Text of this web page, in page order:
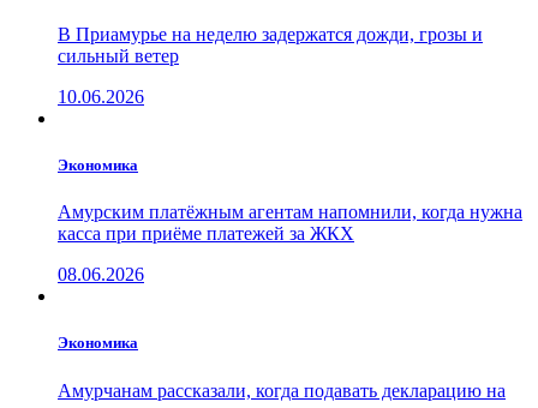
В Приамурье на неделю задержатся дожди, грозы и
сильный ветер
10.06.2026
Экономика
Амурским платёжным агентам напомнили, когда нужна
касса при приёме платежей за ЖКХ
08.06.2026
Экономика
Амурчанам рассказали, когда подавать декларацию на